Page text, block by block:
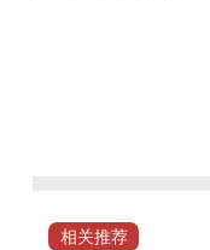
领 相关推荐